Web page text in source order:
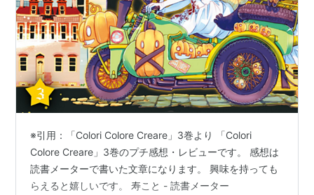
※引用：「Colori Colore Creare」3巻より 「Colori
Colore Creare」3巻のプチ感想・レビューです。 感想は
読書メーターで書いた文章になります。 興味を持っても
らえると嬉しいです。 寿こと - 読書メーター